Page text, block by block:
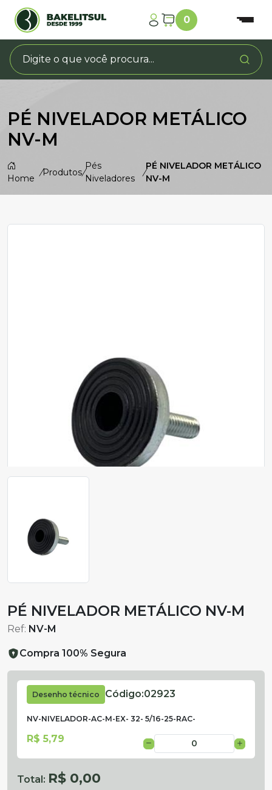
0
PÉ NIVELADOR METÁLICO
NV-M
Home
/Produtos/
Pés
Niveladores
/
PÉ NIVELADOR METÁLICO
NV-M
PÉ NIVELADOR METÁLICO NV-M
Ref: NV-M
Compra 100% Segura
Desenho técnico Código:02923
NV-NIVELADOR-AC-M-EX- 32- 5/16-25-RAC-
R$ 5,79
Total: R$ 0,00